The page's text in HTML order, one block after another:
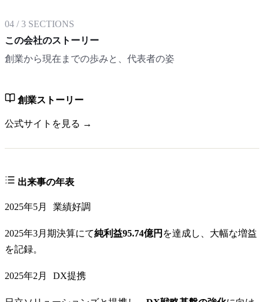
04 /3 SECTIONS
この会社のストーリー
創業から現在までの歩みと、代表者の姿
創業ストーリー
公式サイトを見る →
出来事の年表
2025年5月 業績好調
2025年3月期決算にて純利益95.74億円 を達成し、大幅な増益
を記録。
2025年2月 DX提携